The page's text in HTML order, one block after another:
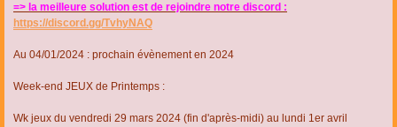
=> la meilleure solution est de rejoindre notre discord :
https://discord.gg/TvhyNAQ
Au 04/01/2024 : prochain évènement en 2024
Week-end JEUX de Printemps :
Wk jeux du vendredi 29 mars 2024 (fin d'après-midi) au lundi 1er avril